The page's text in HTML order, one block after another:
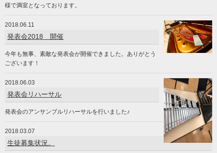
様で満室となっております。
2018.06.11
発表会2018 開催
今年も無事、素敵な発表会が開催できました。ありがとう
ございます！
2018.06.03
発表会リハーサル
発表会のアンサンブルリハーサルを行いました♪
2018.03.07
生徒募集状況。